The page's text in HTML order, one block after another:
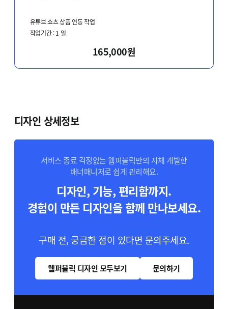
유튜브 쇼츠 상품 연동 작업
작업기간 :1 일
165,000원
디자인 상세정보
서비스 종료 걱정없는 웹퍼블릭만의 자체 개발한
배너매니저로 쉽게 관리해요.
디자인, 기능, 편리함까지.
경험이 만든 디자인을 함께 만나보세요.
구매 전, 궁금한 점이 있다면 문의주세요.
웹퍼블릭 디자인 모두보기 문의하기